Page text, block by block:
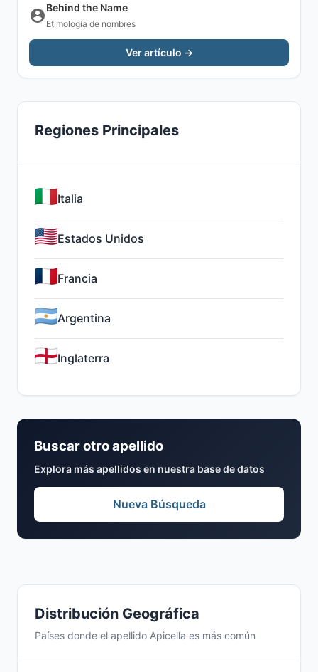
Distribución Geográfica
Países donde el apellido Apicella es más común
Behind the Name
Etimología de nombres
Ver artículo →
Regiones Principales
Italia
Estados Unidos
Francia
Argentina
Inglaterra
Buscar otro apellido
Explora más apellidos en nuestra base de datos
Nueva Búsqueda